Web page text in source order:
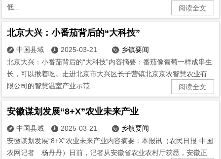
低...
阅读全文
北京大兴：小番茄背后的“大科技”
 中国县域  2025-03-21  乡镇要闻
北京大兴：小番茄背后的“大科技”内容摘要：番茄像葡萄一样成串生
长，可以揪着吃。走进北京市大兴区长子营镇北京京农智慧农业有
限公司的智慧温室产业示范...
阅读全文
安徽谋划发展“8+X”农业未来产业
 中国县域  2025-03-21  乡镇要闻
安徽谋划发展“8+X”农业未来产业内容摘要：本报讯（农民日报·中国
农网记者 杨丹丹）日前，记者从安徽省农业农村厅获悉，安徽正